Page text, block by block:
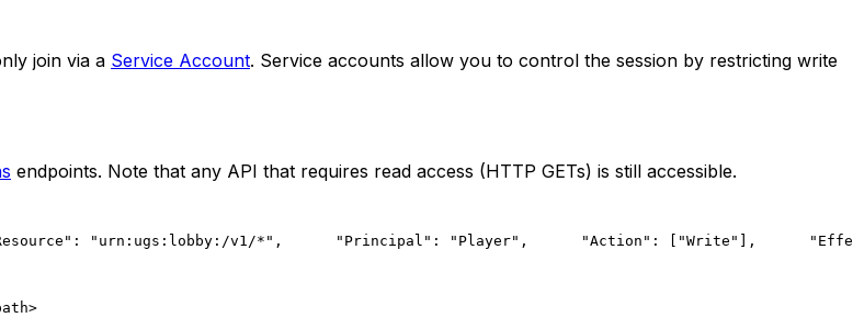
join via a Service Account. Service accounts allow you to control the session by restricting write
endpoints. Note that any API that requires read access (HTTP GETs) is still accessible.
"urn:ugs:lobby:/v1/*",
      "Principal": "Player",
      "Action": ["Write"],